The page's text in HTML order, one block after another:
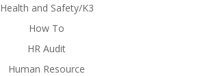
Health and Safety/K3
How To
HR Audit
Human Resource